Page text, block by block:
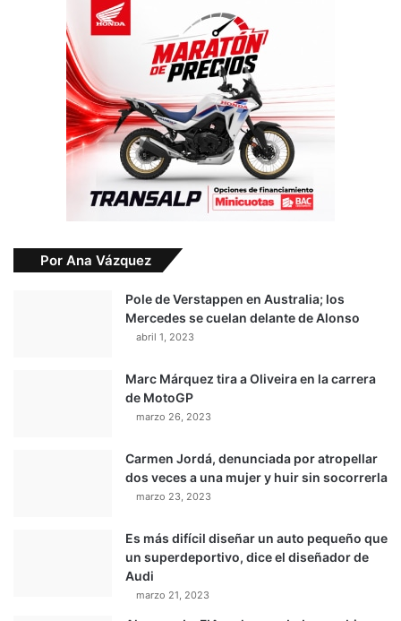
Por Ana Vázquez
Pole de Verstappen en Australia; los
Mercedes se cuelan delante de Alonso
abril 1, 2023
Marc Márquez tira a Oliveira en la carrera
de MotoGP
marzo 26, 2023
Carmen Jordá, denunciada por atropellar
dos veces a una mujer y huir sin socorrerla
marzo 23, 2023
Es más difícil diseñar un auto pequeño que
un superdeportivo, dice el diseñador de
Audi
marzo 21, 2023